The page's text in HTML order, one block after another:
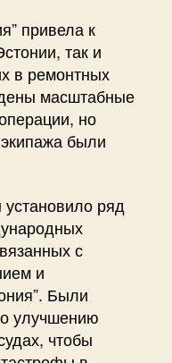
привела к
так и
в ремонтных
масштабные
но
были
ряд
с
и
Были
улучшению
чтобы